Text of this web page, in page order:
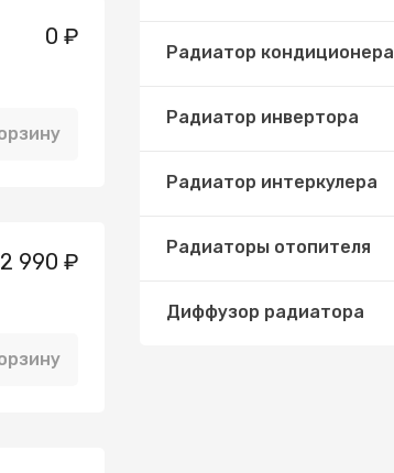
0 ₽
2 990 ₽
Радиатор кондиционера
Радиатор инвертора
Радиатор интеркулера
Радиаторы отопителя
Диффузор радиатора